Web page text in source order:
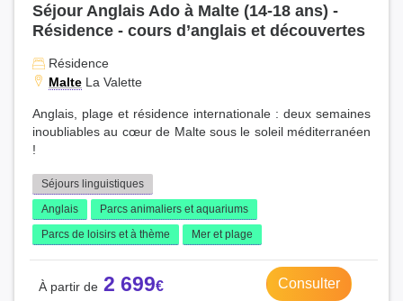
Séjour Anglais Ado à Malte (14-18 ans) -
Résidence - cours d’anglais et découvertes
Résidence
Malte La Valette
Anglais, plage et résidence internationale : deux semaines
inoubliables au cœur de Malte sous le soleil méditerranéen
!
Séjours linguistiques
Anglais
Parcs animaliers et aquariums
Parcs de loisirs et à thème
Mer et plage
2 699 Consulter